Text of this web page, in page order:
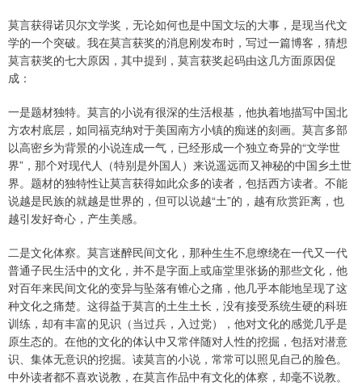
莫言获得诺贝尔文学奖，无论如何也是中国文坛的大事，是现当代文
学的一个突破。我在莫言获奖的消息刚发布时，写过一篇博客，猜想
莫言获奖的七大原因，其中提到，莫言获奖起码由这几方面原因促
成：
一是题材独特。莫言的小说有很深的生活根基，他执着地描写中国北
方农村底层，如同福克纳对于美国南方小镇的痴迷的刻画。莫言多部
以高密乡为背景的小说连成一气，已经形成一个独立奇异的“文学世
界”，那个对现代人（特别是外国人）来说遥远而又神秘的中国乡土世
界。题材的独特性让莫言获得如此众多的读者，包括西方读者。不能
说越是民族的就越是世界的，但可以说越“土”的，越有欣赏距离，也
越引发好奇心，产生美感。
二是文化体察。莫言迷醉民间文化，那种生生不息缭绕在一代又一代
普通子民生活中的文化，并不是字面上或庙堂里张扬的那些文化，他
对百年来民间文化的变异与坠落有锥心之痛，他几乎本能地呈现了这
种文化之痛楚。这得益于莫言的土生土长，没有接受系统生硬的科班
训练，却有丰富的见识（当过兵，入过党），他对文化的感觉几乎是
原生态的。在他的文化的体认中又常伴随对人性的挖掘，包括对潜意
识、集体无意识的挖掘。读莫言的小说，常常可以照见自己的脸色。
中外读者都不喜欢说教，在莫言作品中有文化的体察，却毫不说教。